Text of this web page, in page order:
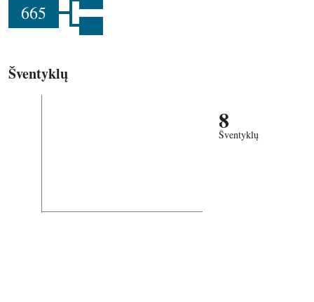
665
Šventyklų
8
Šventyklų